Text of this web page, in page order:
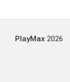
PlayMax 2026